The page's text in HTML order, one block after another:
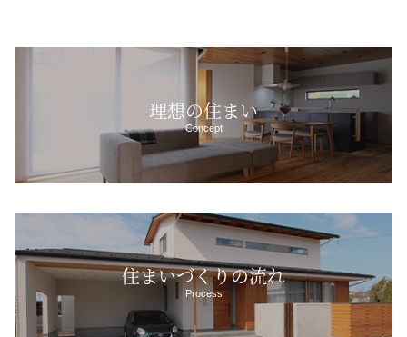
理想の住まい
Concept
住まいづくりの流れ
Process